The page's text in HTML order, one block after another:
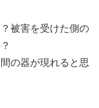
被害を受けた側の
の器が現れると思